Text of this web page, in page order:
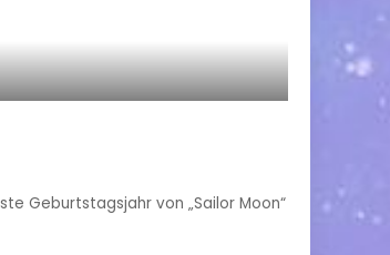
Geburtstagsjahr von „Sailor Moon“